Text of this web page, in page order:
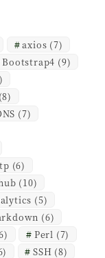
axios (7)
Bootstrap4 (9)
(8)
(7)
(6)
(10)
(5)
(6)
Perl (7)
SSH (8)